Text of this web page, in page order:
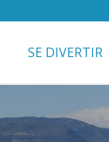
SE DIVERTIR